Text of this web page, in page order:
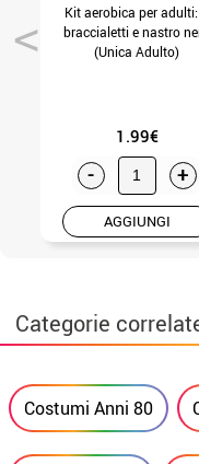
Kit aerobica per
braccialetti e nastro
(Unica Adulto)
1.99€
- +
AGGIUNGI
Categorie
Costumi Anni 80